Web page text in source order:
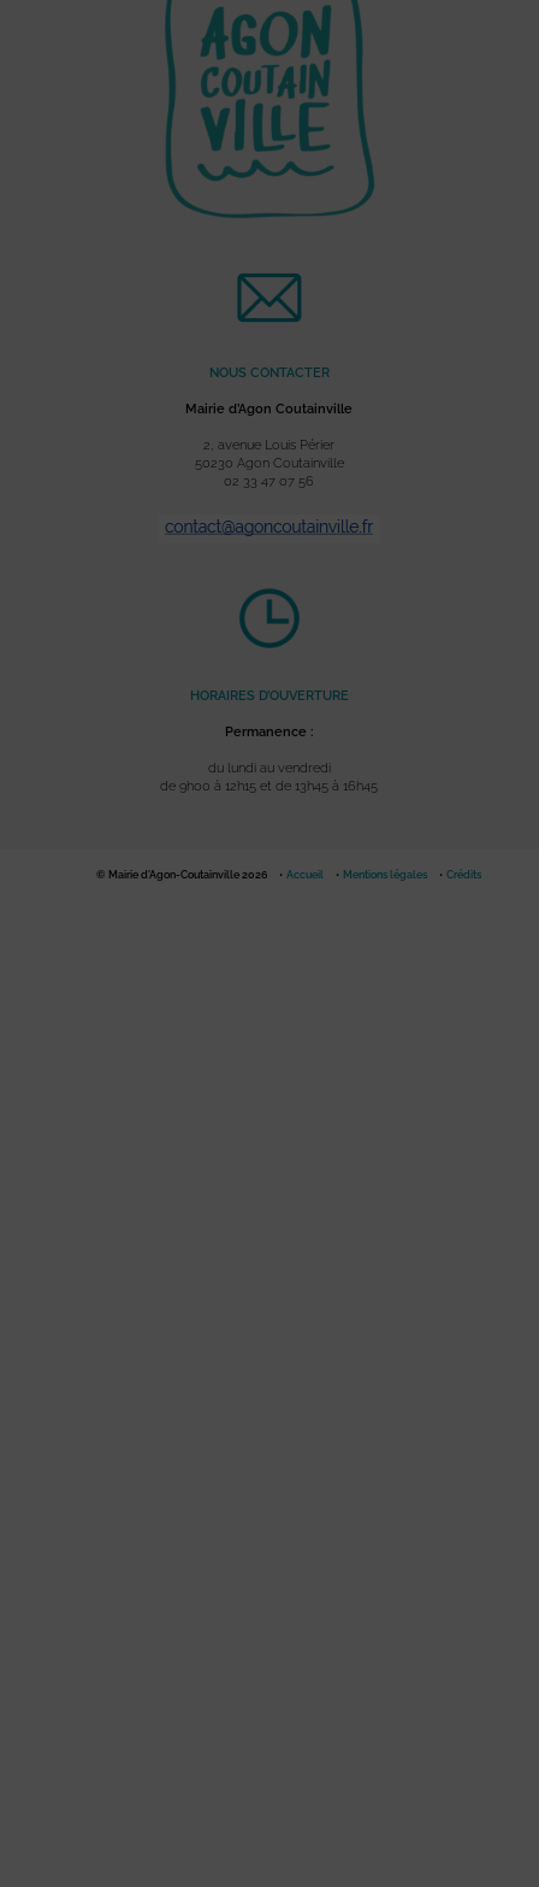
NOUS CONTACTER
Mairie d’Agon Coutainville
2, avenue Louis Périer
50230 Agon Coutainville
02 33 47 07 56
HORAIRES D’OUVERTURE
Permanence :
du lundi au vendredi
de 9h00 à 12h15 et de 13h45 à 16h45
© Mairie d'Agon-Coutainville 2026 Accueil Mentions légales Crédits